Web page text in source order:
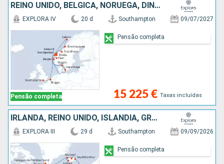
REINO UNIDO, BÉLGICA, NORUEGA, DINAMARCA
Pensão completa
EXPLORA IV 20 d Southampton 09/07/2027
15 225 € Taxas incluídas
Pensão completa
IRLANDA, REINO UNIDO, ISLÂNDIA, GROENLANDIA, CANADÁ, ESTADOS UNIDOS
EXPLORA III 29 d Southampton 09/09/2026
Pensão completa